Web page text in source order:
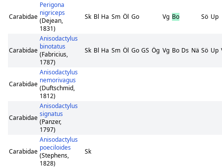
Carabidae
Perigona
nigriceps
(Dejean,
1831)
Sk Bl Ha Sm Öl Go Vg Bo Sö Up
Carabidae
Anisodactylus
binotatus
(Fabricius,
1787)
Sk Bl Ha Sm Öl Go GS Ög Vg Bo Ds Nä Sö Up
Carabidae
Anisodactylus
nemorivagus
(Duftschmid,
1812)
Carabidae
Anisodactylus
signatus
(Panzer,
1797)
Carabidae
Anisodactylus
poeciloides
(Stephens,
1828)
Sk